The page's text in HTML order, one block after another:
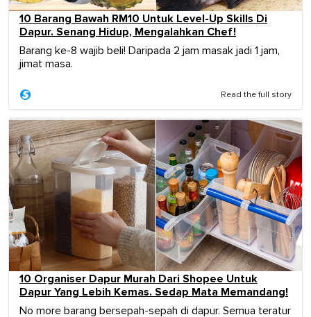
10 Barang Bawah RM10 Untuk Level-Up Skills Di
Dapur. Senang Hidup, Mengalahkan Chef!
Barang ke-8 wajib beli! Daripada 2 jam masak jadi 1 jam,
jimat masa.
Read the full story
10 Organiser Dapur Murah Dari Shopee Untuk
Dapur Yang Lebih Kemas. Sedap Mata Memandang!
No more barang bersepah-sepah di dapur. Semua teratur